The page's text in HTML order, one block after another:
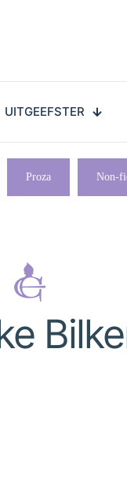
UITGEEFSTER
Proza Non-